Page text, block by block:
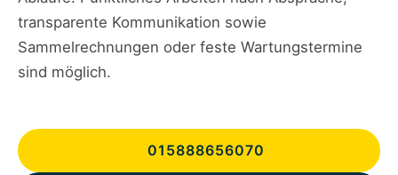
transparente Kommunikation sowie
Sammelrechnungen oder feste Wartungstermine
sind möglich.
015888656070